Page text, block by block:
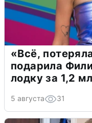
«Всё,
подарила
лодку за 1,2
5 августа 31